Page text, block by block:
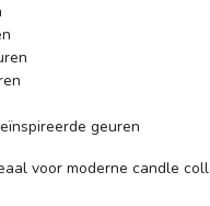
geuren
voor moderne candle